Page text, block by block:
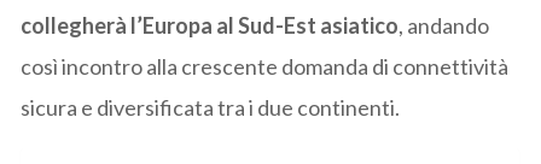
collegherà l’Europa al Sud-Est asiatico, andando
così incontro alla crescente domanda di connettività
sicura e diversificata tra i due continenti.